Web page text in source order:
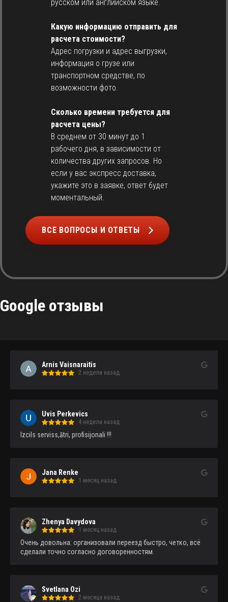
русском или английском языке.
Какую информацию отправить для
расчета стоимости?
Адрес погрузки и адрес выгрузки,
информация о грузе или
транспортном средстве, по
возможности фото.
Сколько времени требуется для
расчета цены?
В среднем от 30 минут до 1
рабочего дня, в зависимости от
количества других запросов. Но
если у вас экспресс доставка,
укажите это в заявке, ответ будет
моментальный.
ВСЕ ВОПРОСЫ И ОТВЕТЫ
Google отзывы
Arnis Vaisnaraitis
2 недели назад
Uvis Perkevics
4 недели назад
Izcils serviss,ātri, profisijonali !!!
Jana Renke
1 месяц назад
Zhenya Davydova
1 месяц назад
Очень довольна: организовали переезд быстро, четко, всё
сделали точно согласно договоренностям.
Svetlana Ozi
2 месяца назад